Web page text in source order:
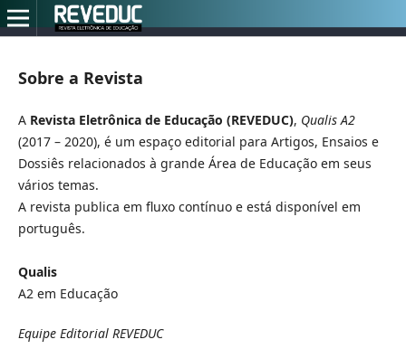
Sobre a Revista
A Revista Eletrônica de Educação (REVEDUC), Qualis A2
(2017 – 2020), é um espaço editorial para Artigos, Ensaios e
Dossiês relacionados à grande Área de Educação em seus
vários temas.
A revista publica em fluxo contínuo e está disponível em
português.
Qualis
A2 em Educação
Equipe Editorial REVEDUC